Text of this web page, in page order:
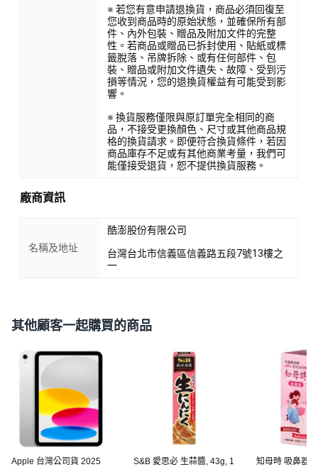
※ 若您有意申請退換貨，商品必須回復至
您收到商品時的原始狀態，並確保所有部
件、內外包裝、贈品及附加文件的完整
性。若商品或贈品已拆封使用、貼紙或標
籤脫落、吊牌拆除、或有任何部件、包
裝、贈品或附加文件遺失、故障、受到污
損等情況，您的退換貨權益有可能受到影
響。
※ 換貨服務僅限與原訂單完全相同的商
品，不接受更換顏色、尺寸或其他商品規
格的換貨請求。即便符合換貨條件，若因
商品庫存不足或有其他商業考量，我們可
能僅接受退貨，恕不提供換貨服務。
廠商資訊
名稱及地址
酷澎股份有限公司
台灣台北市信義區信義路五段7號13樓之
一
其他顧客一起購買的商品
Apple 台灣公司貨 2025
S&B 愛思必 生蒜醬, 43g, 1
知母時 吸鼻器,